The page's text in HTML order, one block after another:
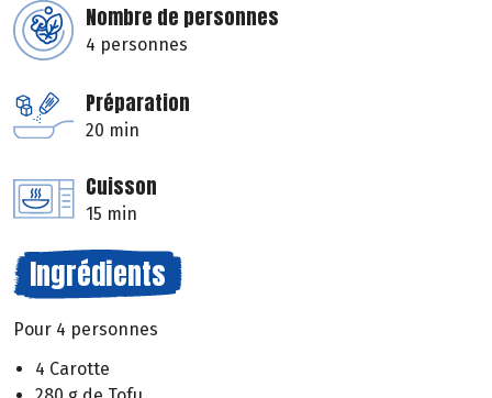
Nombre de personnes
4 personnes
Préparation
20 min
Cuisson
15 min
Ingrédients
Pour 4 personnes
4 Carotte